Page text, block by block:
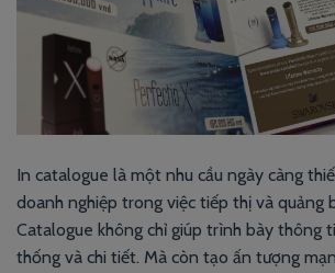
In catalogue là một nhu cầu ngày càng
doanh nghiệp trong việc tiếp thị và quảng
Catalogue không chỉ giúp trình bày thông
thống và chi tiết. Mà còn tạo ấn tượng